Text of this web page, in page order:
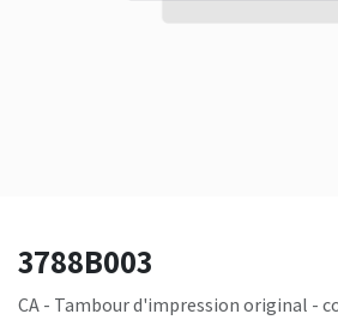
3788B003
CA - Tambour d'impression original -